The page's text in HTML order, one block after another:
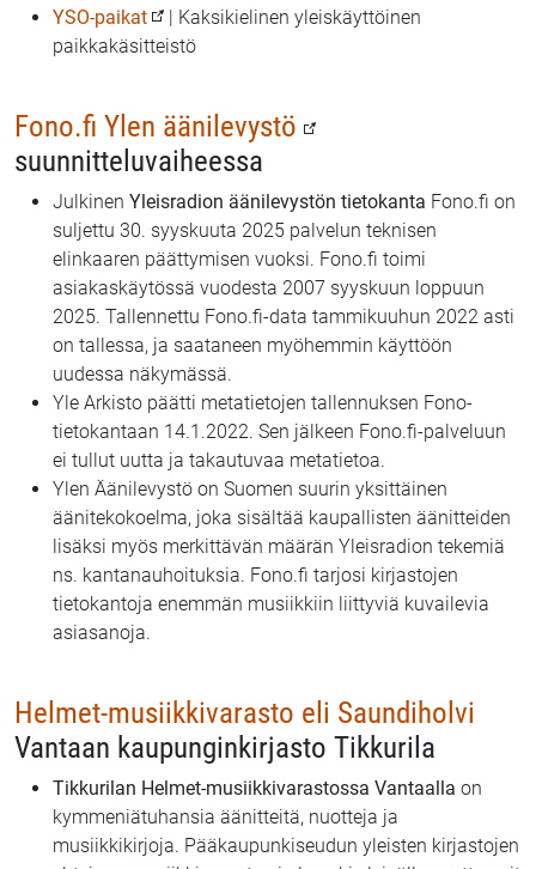
YSO-paikat
| Kaksikielinen yleiskäyttöinen
paikkakäsitteistö
Fono.fi Ylen äänilevystö
suunnitteluvaiheessa
Julkinen Yleisradion äänilevystön tietokanta Fono.fi on
suljettu 30. syyskuuta 2025 palvelun teknisen
elinkaaren päättymisen vuoksi. Fono.fi toimi
asiakaskäytössä vuodesta 2007 syyskuun loppuun
2025. Tallennettu Fono.fi-data tammikuuhun 2022 asti
on tallessa, ja saataneen myöhemmin käyttöön
uudessa näkymässä.
Yle Arkisto päätti metatietojen tallennuksen Fono-
tietokantaan 14.1.2022. Sen jälkeen Fono.fi-palveluun
ei tullut uutta ja takautuvaa metatietoa.
Ylen Äänilevystö on Suomen suurin yksittäinen
äänitekokoelma, joka sisältää kaupallisten äänitteiden
lisäksi myös merkittävän määrän Yleisradion tekemiä
ns. kantanauhoituksia. Fono.fi tarjosi kirjastojen
tietokantoja enemmän musiikkiin liittyviä kuvailevia
asiasanoja.
Helmet-musiikkivarasto eli Saundiholvi
Vantaan kaupunginkirjasto Tikkurila
Tikkurilan Helmet-musiikkivarastossa Vantaalla on
kymmeniätuhansia äänitteitä, nuotteja ja
musiikkikirjoja. Pääkaupunkiseudun yleisten kirjastojen